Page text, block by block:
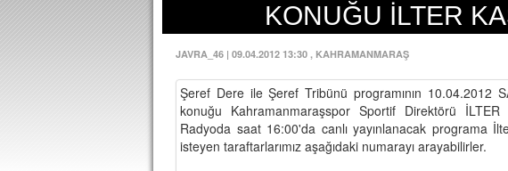
KONUĞU İLTER
JAVRA_46 | 09.04.2012 13:30 , KAHRAMANMARAŞ
Şeref Dere ile Şeref Tribünü programının 10.04.2012
konuğu Kahramanmaraşspor Sportif Direktörü İLTER
Radyoda saat 16:00'da canlı yayınlanacak programa
isteyen taraftarlarımız aşağıdaki numarayı arayabilirler.